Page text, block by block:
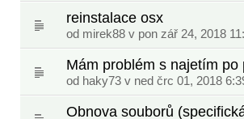
reinstalace osx
od mirek88 v pon zář 24, 2018
Mám problém s najetím
od haky73 v ned črc 01, 2018
Obnova souborů